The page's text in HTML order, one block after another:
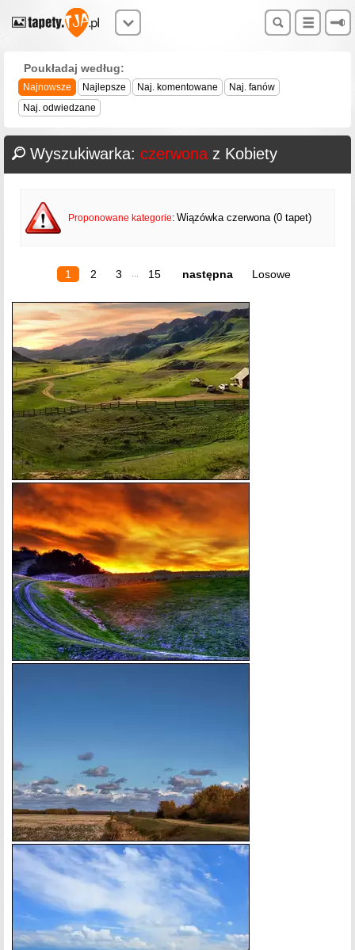
Poukładaj według:
Najnowsze Najlepsze Naj. komentowane
Naj. fanów
Naj. odwiedzane
Wyszukiwarka: czerwona z Kobiety
Proponowane kategorie: Wiązówka czerwona (0 tapet)
1 2 3 15 następna Losowe